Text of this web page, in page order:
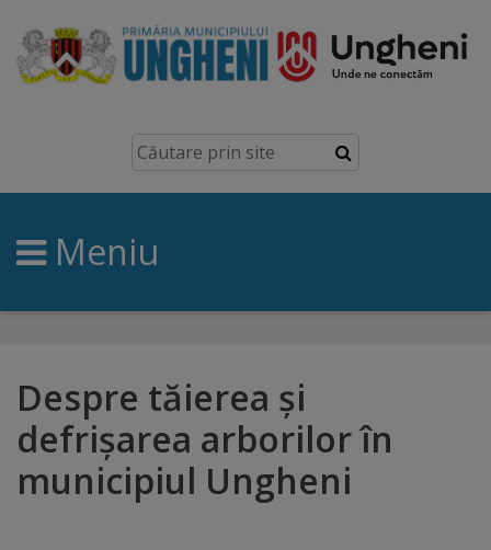
Ungheni
Prezentare
generală
Simbolurile
brand
Orașe
înfrățite
Meniu
Despre tăierea și
defrișarea arborilor în
municipiul Ungheni